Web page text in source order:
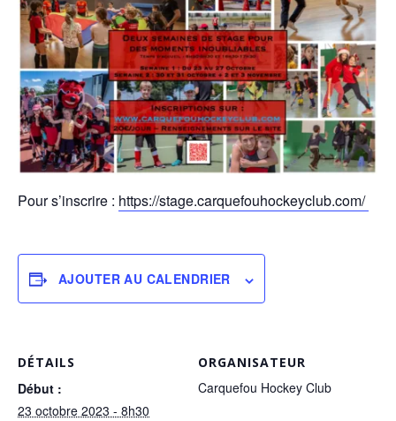
Pour s’inscrire : https://stage.carquefouhockeyclub.com/
AJOUTER AU CALENDRIER
DÉTAILS
Début :
23 octobre 2023 - 8h30
ORGANISATEUR
Carquefou Hockey Club